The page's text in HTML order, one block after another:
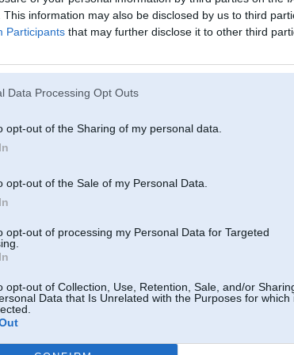
This information may also be disclosed by us to third
Participants that may further disclose it to other third
Data Processing Opt Outs
opt-out of the Sharing of my personal data.
opt-out of the Sale of my Personal Data.
opt-out of processing my Personal Data for Targeted
opt-out of Collection, Use, Retention, Sale, and/or
Data that Is Unrelated with the Purposes for which
"normālie" skaļruņi sēž quadlock A štekerī (resnie
Tas skaļrunis ir tikai SOS ārkārtas sistēmai - ja nav TCU,